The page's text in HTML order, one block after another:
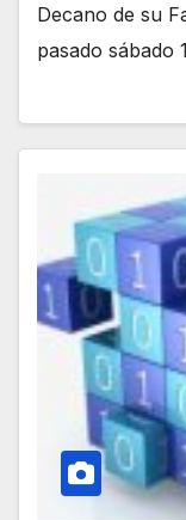
Decano de su
pasado sábado